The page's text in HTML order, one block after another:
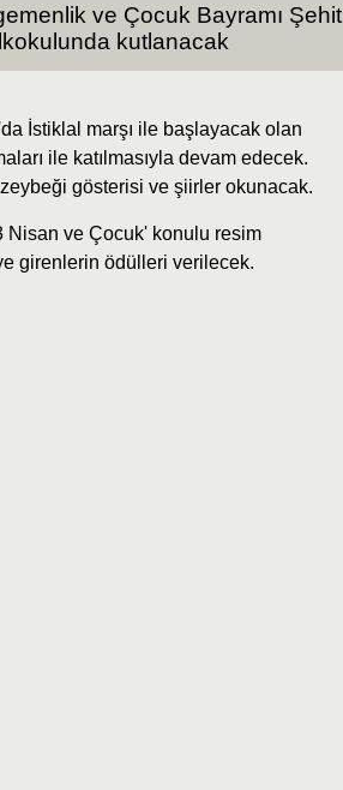
ve Çocuk Bayramı Şehit
kutlanacak
İstiklal marşı ile başlayacak olan
ile katılmasıyla devam edecek.
gösterisi ve şiirler okunacak.
Nisan ve Çocuk' konulu resim
girenlerin ödülleri verilecek.